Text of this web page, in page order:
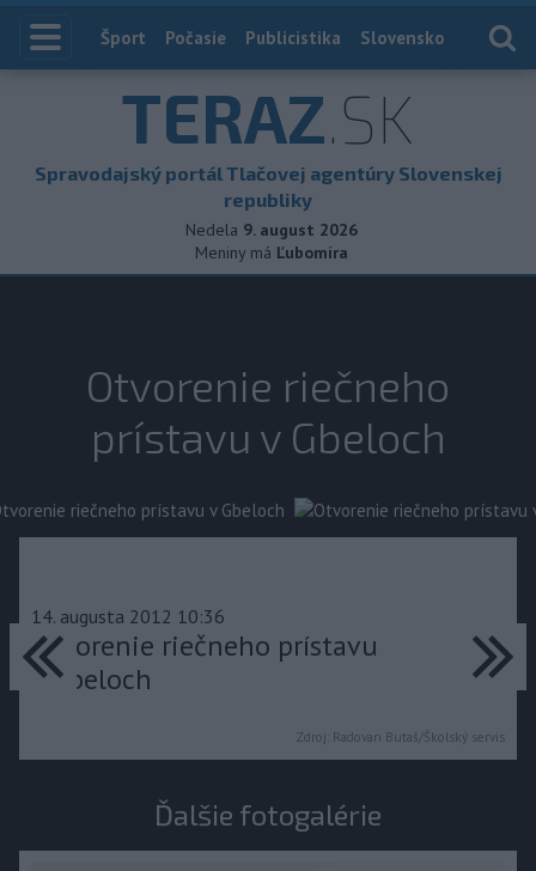
Index
Šport Počasie Publicistika Slovensko
TERAZ.SK
Spravodajský portál Tlačovej agentúry Slovenskej
republiky
Nedela 9. august 2026
Meniny má Ľubomíra
Otvorenie riečneho
prístavu v Gbeloch
14. augusta 2012 10:36
Otvorenie riečneho prístavu
v Gbeloch
Zdroj: Radovan Butaš/Školský servis
predchádzajúce
Ďalšie fotogalérie